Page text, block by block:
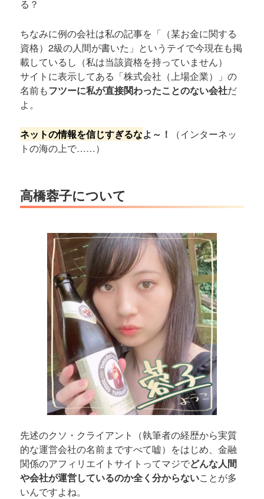
る？
ちなみに例の会社は私の記事を「（某お金に関する
資格）2級の人間が書いた」というテイで今現在も掲
載しているし（私は当該資格を持っていません）
サイトに表示してある「株式会社（上場企業）」の
名前もフツーに私が直接関わったことのない会社だ
よ。
ネットの情報を信じすぎるなよ～！
（インターネッ
トの海の上で……）
高橋蓉子について
先述のクソ・クライアント（執筆者の経歴から実質
的な運営会社の名前まですべて嘘）をはじめ、金融
関係のアフィリエイトサイトってマジでどんな人間
や会社が運営しているのか全く分からないことが多
いんですよね。